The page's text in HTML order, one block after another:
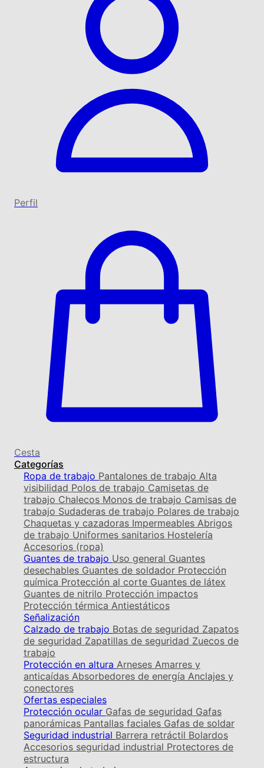
Perfil
Cesta
Categorías
Ropa de trabajo Pantalones de trabajo Alta
visibilidad Polos de trabajo Camisetas de
trabajo Chalecos Monos de trabajo Camisas de
trabajo Sudaderas de trabajo Polares de trabajo
Chaquetas y cazadoras Impermeables Abrigos
de trabajo Uniformes sanitarios Hostelería
Accesorios (ropa)
Guantes de trabajo Uso general Guantes
desechables Guantes de soldador Protección
química Protección al corte Guantes de látex
Guantes de nitrilo Protección impactos
Protección térmica Antiestáticos
Señalización
Calzado de trabajo Botas de seguridad Zapatos
de seguridad Zapatillas de seguridad Zuecos de
trabajo
Protección en altura Arneses Amarres y
anticaídas Absorbedores de energía Anclajes y
conectores
Ofertas especiales
Protección ocular Gafas de seguridad Gafas
panorámicas Pantallas faciales Gafas de soldar
Seguridad industrial Barrera retráctil Bolardos
Accesorios seguridad industrial Protectores de
estructura